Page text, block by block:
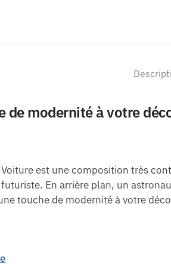
de modernité à votre
Voiture est une composition très
En arrière plan, un
touche de modernité à votre